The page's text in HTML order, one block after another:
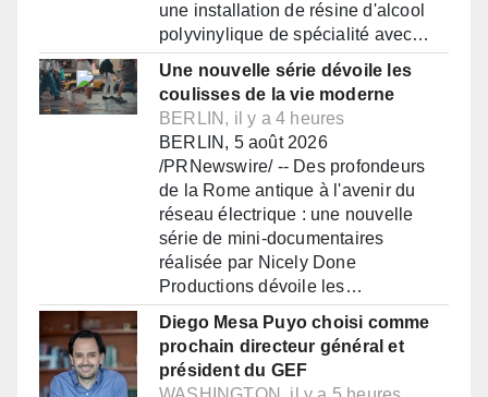
une installation de résine d'alcool
polyvinylique de spécialité avec…
Une nouvelle série dévoile les
coulisses de la vie moderne
BERLIN, il y a 4 heures
BERLIN, 5 août 2026
/PRNewswire/ -- Des profondeurs
de la Rome antique à l'avenir du
réseau électrique : une nouvelle
série de mini-documentaires
réalisée par Nicely Done
Productions dévoile les…
Diego Mesa Puyo choisi comme
prochain directeur général et
président du GEF